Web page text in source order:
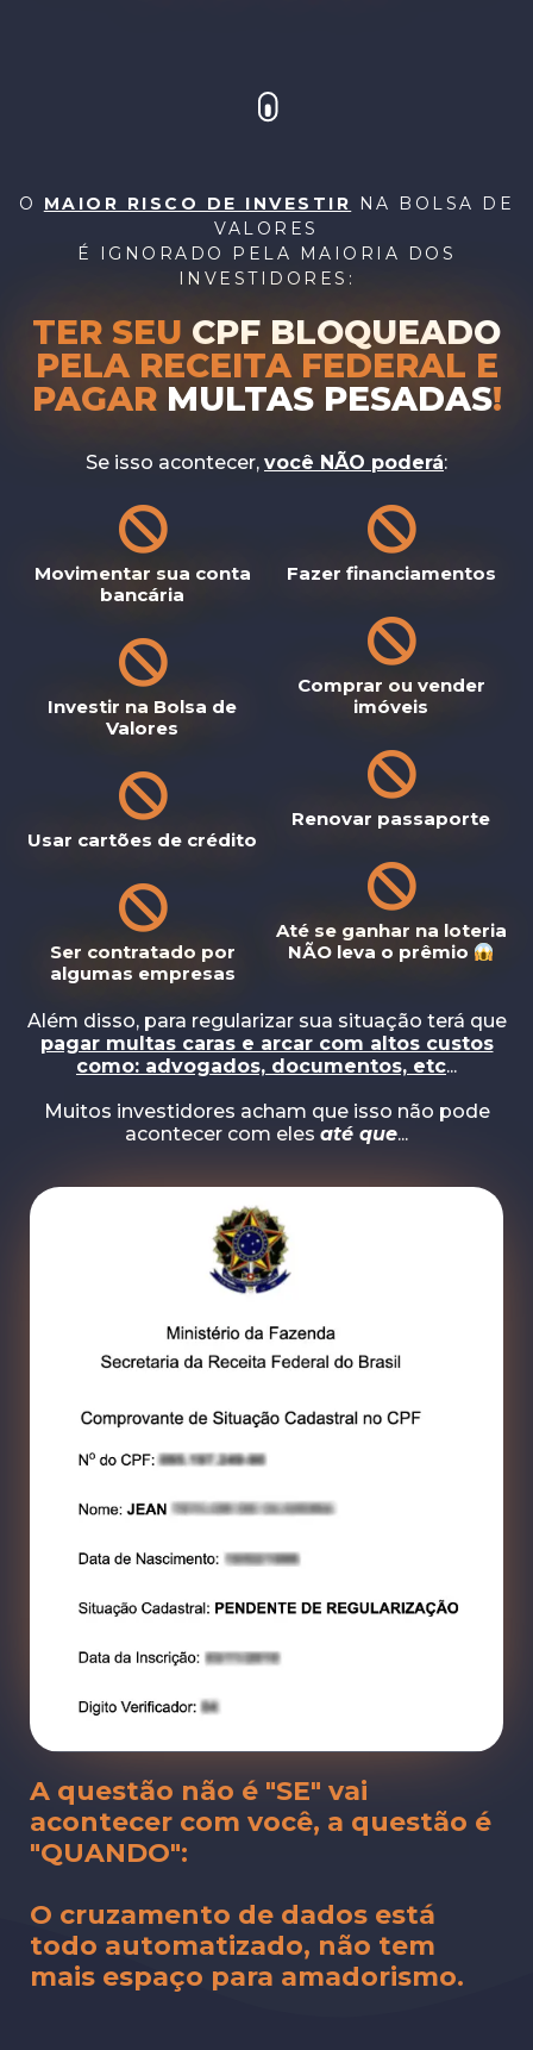
O MAIOR RISCO DE INVESTIR
NA BOLSA DE
VALORES
É IGNORADO PELA MAIORIA DOS
INVESTIDORES:
TER SEU CPF BLOQUEADO
PELA RECEITA FEDERAL E
PAGAR MULTAS PESADAS!
Se isso acontecer, você NÃO poderá:
Movimentar sua conta
bancária
Investir na Bolsa de
Valores
Usar cartões de crédito
Ser contratado por
algumas empresas
Fazer financiamentos
Comprar ou vender
imóveis
Renovar passaporte
Até se ganhar na loteria
NÃO leva o prêmio
Além disso, para regularizar sua situação terá que
pagar multas caras e arcar com altos custos
como: advogados, documentos, etc...
Muitos investidores acham que isso não pode
acontecer com eles até que...
A questão não é "SE" vai
acontecer com você, a questão é
"QUANDO":
O cruzamento de dados está
todo automatizado, não tem
mais espaço para amadorismo.